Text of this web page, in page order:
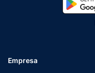
Empresa